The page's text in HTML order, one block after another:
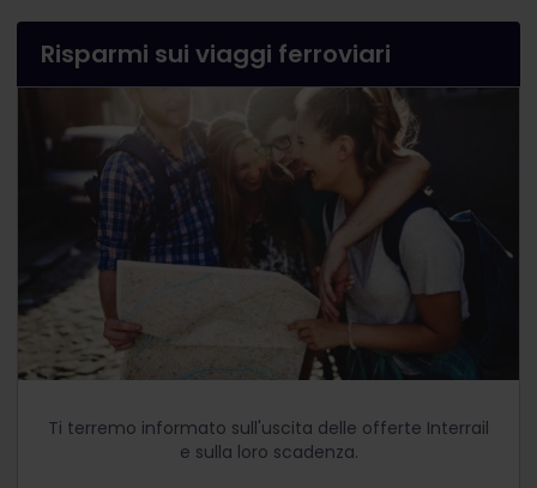
Risparmi sui viaggi ferroviari
Ti terremo informato sull'uscita delle offerte Interrail
e sulla loro scadenza.